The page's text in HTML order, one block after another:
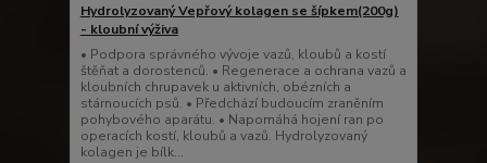
Hydrolyzovaný Vepřový kolagen se šípkem(200g)
- kloubní výživa
• Podpora správného vývoje vazů, kloubů a kostí
štěňat a dorostenců. • Regenerace a ochrana vazů a
kloubních chrupavek u aktivních, obézních a
stárnoucích psů. • Předchází budoucím zraněním
pohybového aparátu. • Napomáhá hojení ran po
operacích kostí, kloubů a vazů. Hydrolyzovaný
kolagen je bílk...